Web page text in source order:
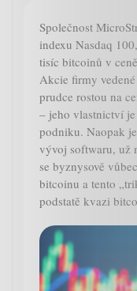
Společnost
indexu Nasdaq
tisíc bitcoinů v
Akcie firmy
prudce rostou na
– jeho vlastnictví
podniku. Naopak
vývoj softwaru, už
se byznysově
bitcoinu a tento
podstatě kvazi